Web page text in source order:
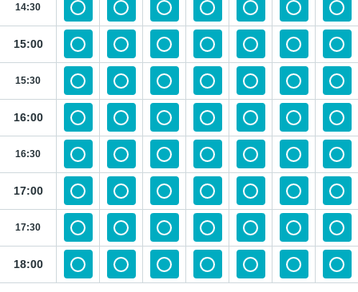
14:30
15:00
15:30
16:00
16:30
17:00
17:30
18:00